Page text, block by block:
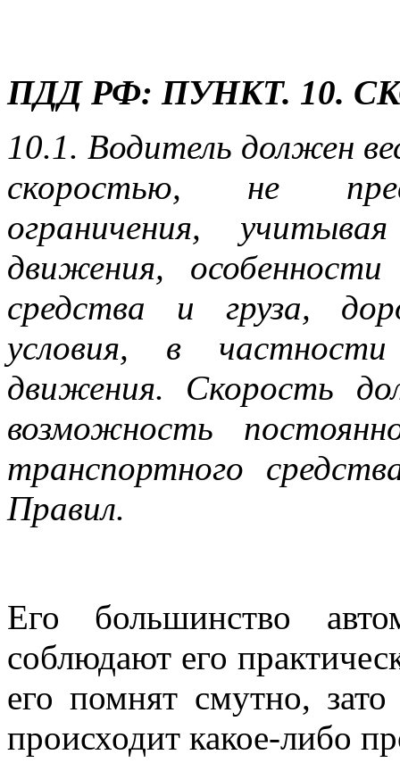
ПДД РФ: ПУНКТ. 10.
10.1. Водитель должен
скоростью, не
ограничения,
движения,
средства и груза,
условия, в
движения. Скорость
возможность
транспортного
Правил.
Его большинство
соблюдают его
его помнят смутно, зато
происходит какое-либо